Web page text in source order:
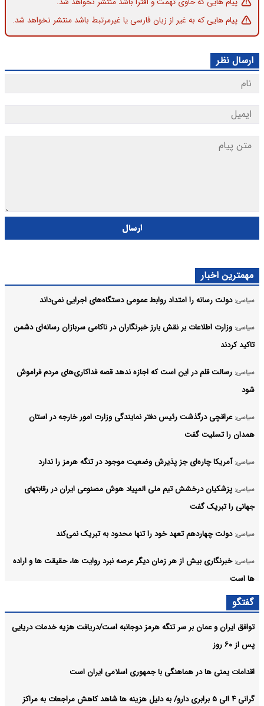
پیام هایی که به غیر از زبان فارسی یا غیرمرتبط باشد منتشر نخواهد شد.
ارسال نظر
ارسال
مهمترین اخبار
سیاسی: دولت رسانه را امتداد روابط عمومی دستگاه‌های اجرایی نمی‌داند
سیاسی: وزارت اطلاعات بر نقش بارز خبرنگاران در ناکامی سربازان رسانه‌ای دشمن
تاکید کردند
سیاسی: رسالت قلم در این است که اجازه ندهد قصه‌ فداکاری‌های مردم فراموش
شود
سیاسی: عراقچی درگذشت رئیس دفتر نمایندگی وزارت امور خارجه در استان
همدان را تسلیت گفت
سیاسی: آمریکا چاره‌ای جز پذیرش وضعیت موجود در تنگه هرمز را ندارد
سیاسی: پزشکیان درخشش تیم ملی المپیاد هوش مصنوعی ایران در رقابتهای
جهانی را تبریک گفت
سیاسی: دولت چهاردهم تعهد خود را تنها محدود به تبریک نمی‌کند
سیاسی: خبرنگاری بیش از هر زمان دیگر عرصه نبرد روایت ها، حقیقت ها و اراده
ها است
سیاسی:
عملکرد باشد
سیاسی: مرکز پژوهش‌های مجلس برای حمایت از حقوق خبرنگاران چه راهکاری
دارد؟
گفتگو
توافق ایران و عمان بر سر تنگه هرمز دوجانبه است/دریافت هزیه خدمات دریایی
پس از ۶۰ روز
اقدامات یمنی ها در هماهنگی با جمهوری اسلامی ایران است
گرانی ۴ الی ۵ برابری دارو/ به دلیل هزینه ها شاهد کاهش مراجعات به مراکز